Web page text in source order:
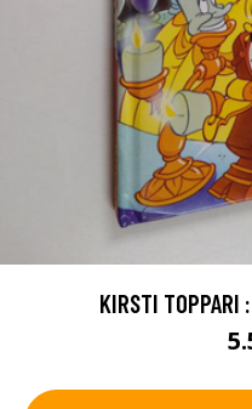
KIRSTI TOPPARI